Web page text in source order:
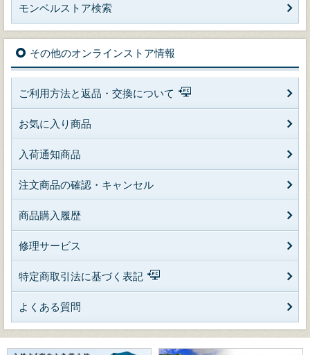
モンベルストア検索
その他のオンラインストア情報
ご利用方法と返品・交換について
お気に入り商品
入荷通知商品
注文商品の確認・キャンセル
商品購入履歴
修理サービス
特定商取引法に基づく表記
よくある質問